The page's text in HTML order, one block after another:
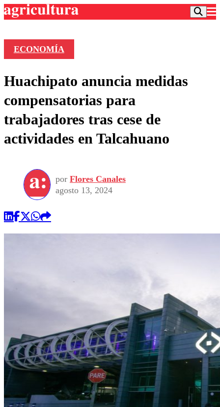
Frecuencias
Agricultura TV
Deportes
Colo Colo
Motor
Torneo Internacional
Torneo Nacional
Entretención
Noticias
Internacional
Nacional
Vida Social
Programas
Comercial
ECONOMÍA
Huachipato anuncia medidas
compensatorias para
trabajadores tras cese de
actividades en Talcahuano
por Flores Canales
agosto 13, 2024